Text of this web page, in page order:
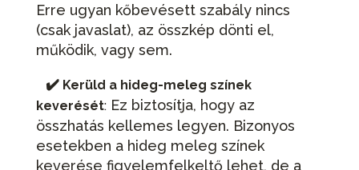
Erre ugyan kőbevésett szabály nincs
(csak javaslat), az összkép dönti el,
működik, vagy sem.
✔️ Kerüld a hideg-meleg színek
keverését:Ez biztosítja, hogy az
összhatás kellemes legyen. Bizonyos
esetekben a hideg meleg színek
keverése figyelemfelkeltő lehet, de a